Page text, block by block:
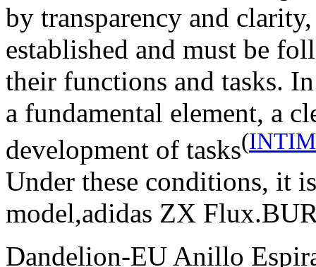
by transparency and
established and must be
their functions and tasks.
a fundamental element, a
development of tasks(
Under these conditions, it
model,adidas ZX
Dandelion-EU Anillo